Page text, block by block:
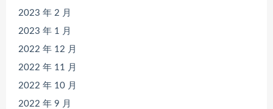
2023 年 2 月
2023 年 1 月
2022 年 12 月
2022 年 11 月
2022 年 10 月
2022 年 9 月